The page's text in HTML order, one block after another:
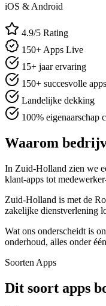
iOS & Android
4.9/5 Rating
150+ Apps Live
15+ jaar ervaring
150+ succesvolle apps
Landelijke dekking
100% eigenaarschap
Waarom
In Zuid-Holland zien we
klant-apps tot
Zuid-Holland is met de
zakelijke dienstverlening
Wat ons onderscheidt is
onderhoud, alles onder
Soorten Apps
Dit soort apps